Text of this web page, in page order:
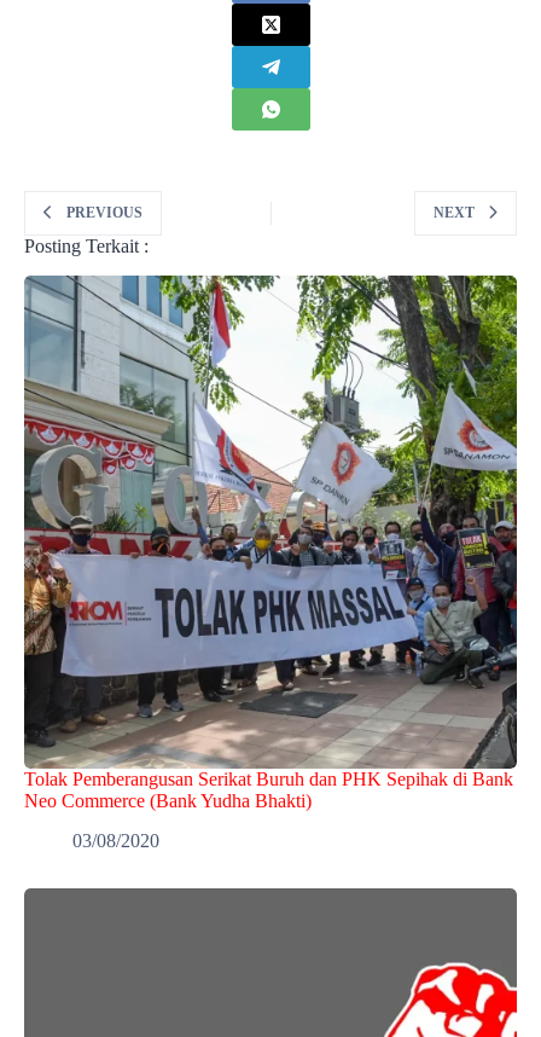
PREVIOUS NEXT
Posting Terkait :
Tolak Pemberangusan Serikat Buruh dan PHK Sepihak di Bank
Neo Commerce (Bank Yudha Bhakti)
03/08/2020